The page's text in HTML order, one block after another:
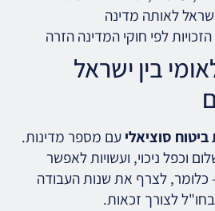
לאותה מדינה
הזכויות לפי חוקי המדינה הזרה
בין ישראל
סוציאליעם מספר מדינות.
וכפל ניכוי, ועשויות לאפשר
כלומר, לצרף את שנות העבודה
לצורך זכאות.